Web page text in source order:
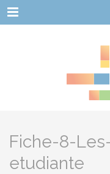
Menu
Fiche-8-
etudiante
Cookies management panel